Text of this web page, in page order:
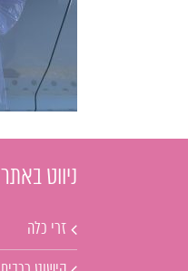
ניווט באתר
זרי כלה